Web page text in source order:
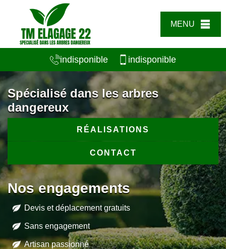
MENU
indisponible indisponible
Spécialisé dans les arbres
dangereux
RÉALISATIONS
CONTACT
Nos engagements
Devis et déplacement gratuits
Sans engagement
Artisan passionné